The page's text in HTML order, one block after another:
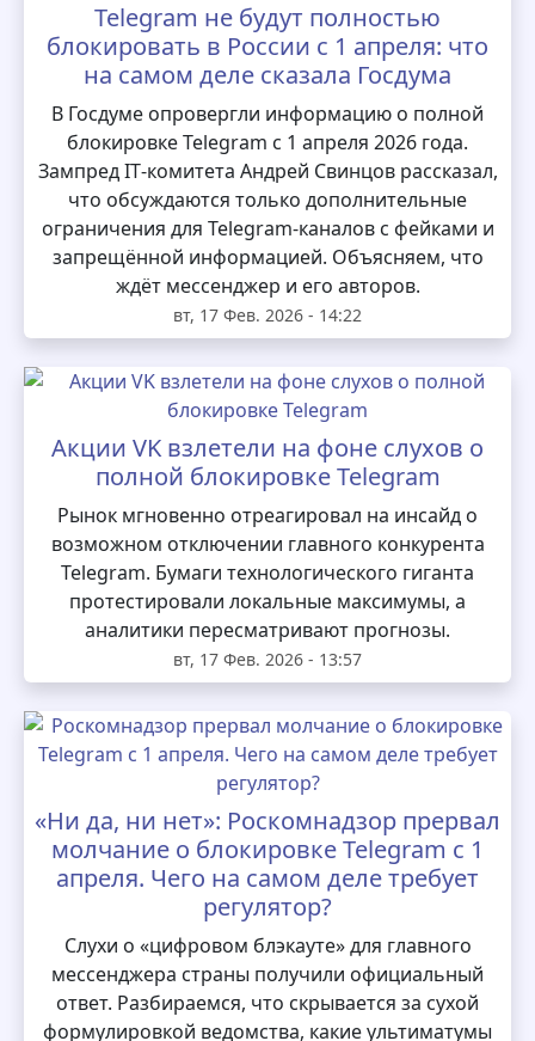
Telegram не будут полностью
блокировать в России с 1 апреля: что
на самом деле сказала Госдума
В Госдуме опровергли информацию о полной
блокировке Telegram с 1 апреля 2026 года.
Зампред IT‑комитета Андрей Свинцов рассказал,
что обсуждаются только дополнительные
ограничения для Telegram‑каналов с фейками и
запрещённой информацией. Объясняем, что
ждёт мессенджер и его авторов.
вт, 17 Фев. 2026 - 14:22
Акции VK взлетели на фоне слухов о
полной блокировке Telegram
Рынок мгновенно отреагировал на инсайд о
возможном отключении главного конкурента
Telegram. Бумаги технологического гиганта
протестировали локальные максимумы, а
аналитики пересматривают прогнозы.
вт, 17 Фев. 2026 - 13:57
«Ни да, ни нет»: Роскомнадзор прервал
молчание о блокировке Telegram с 1
апреля. Чего на самом деле требует
регулятор?
Слухи о «цифровом блэкауте» для главного
мессенджера страны получили официальный
ответ. Разбираемся, что скрывается за сухой
формулировкой ведомства, какие ультиматумы